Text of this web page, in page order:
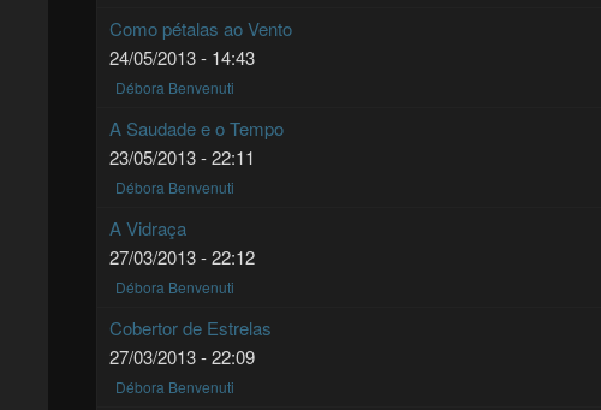
Como pétalas ao Vento
24/05/2013 - 14:43
Débora Benvenuti
A Saudade e o Tempo
23/05/2013 - 22:11
Débora Benvenuti
A Vidraça
27/03/2013 - 22:12
Débora Benvenuti
Cobertor de Estrelas
27/03/2013 - 22:09
Débora Benvenuti